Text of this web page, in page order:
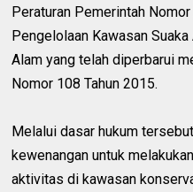
Peraturan Pemerintah
Pengelolaan Kawasan
Alam yang telah diperbarui
Nomor 108 Tahun 2015.
Melalui dasar hukum
kewenangan untuk
aktivitas di kawasan